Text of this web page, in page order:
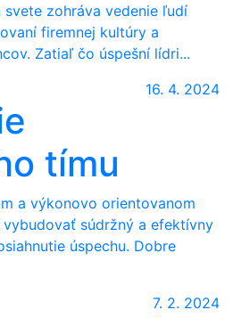
zohráva vedenie ľudí
firemnej kultúry a
Zatiaľ čo úspešní lídri...
16. 4. 2024
tímu
a výkonovo orientovanom
súdržný a efektívny
úspechu. Dobre
7. 2. 2024